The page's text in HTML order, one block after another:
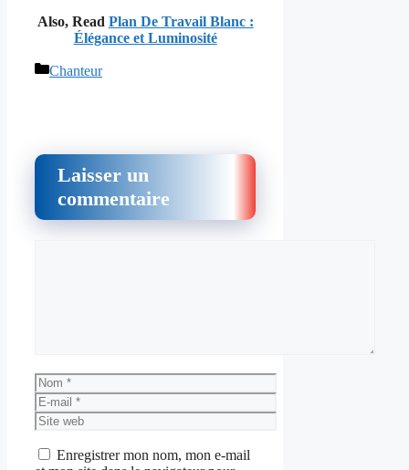
Also, Read Plan De Travail Blanc :
Élégance et Luminosité
Catégories
Chanteur
Laisser un
commentaire
Nom
E-
mail
Site
web
Enregistrer mon nom, mon e-mail